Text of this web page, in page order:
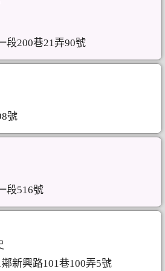
段200巷21弄90號
號
段516號
新興路101巷100弄5號